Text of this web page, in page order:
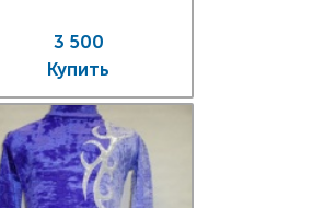
3 500
Купить